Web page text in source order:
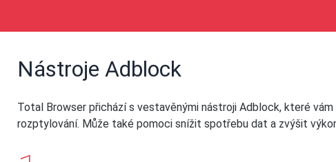
Nástroje Adblock
Total Browser přichází s vestavěnými nástroji Adblock, které
rozptylování. Může také pomoci snížit spotřebu dat a zvýšit